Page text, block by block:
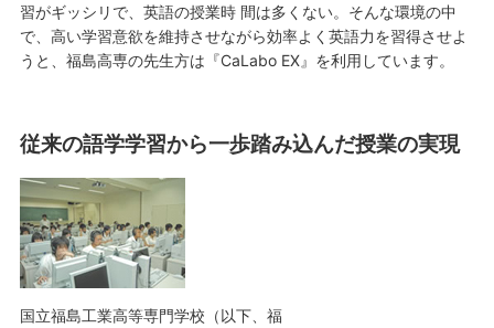
習がギッシリで、英語の授業時 間は多くない。そんな環境の中
で、高い学習意欲を維持させながら効率よく英語力を習得させよ
うと、福島高専の先生方は『CaLabo EX』を利用しています。
従来の語学学習から一歩踏み込んだ授業の実現
国立福島工業高等専門学校（以下、福